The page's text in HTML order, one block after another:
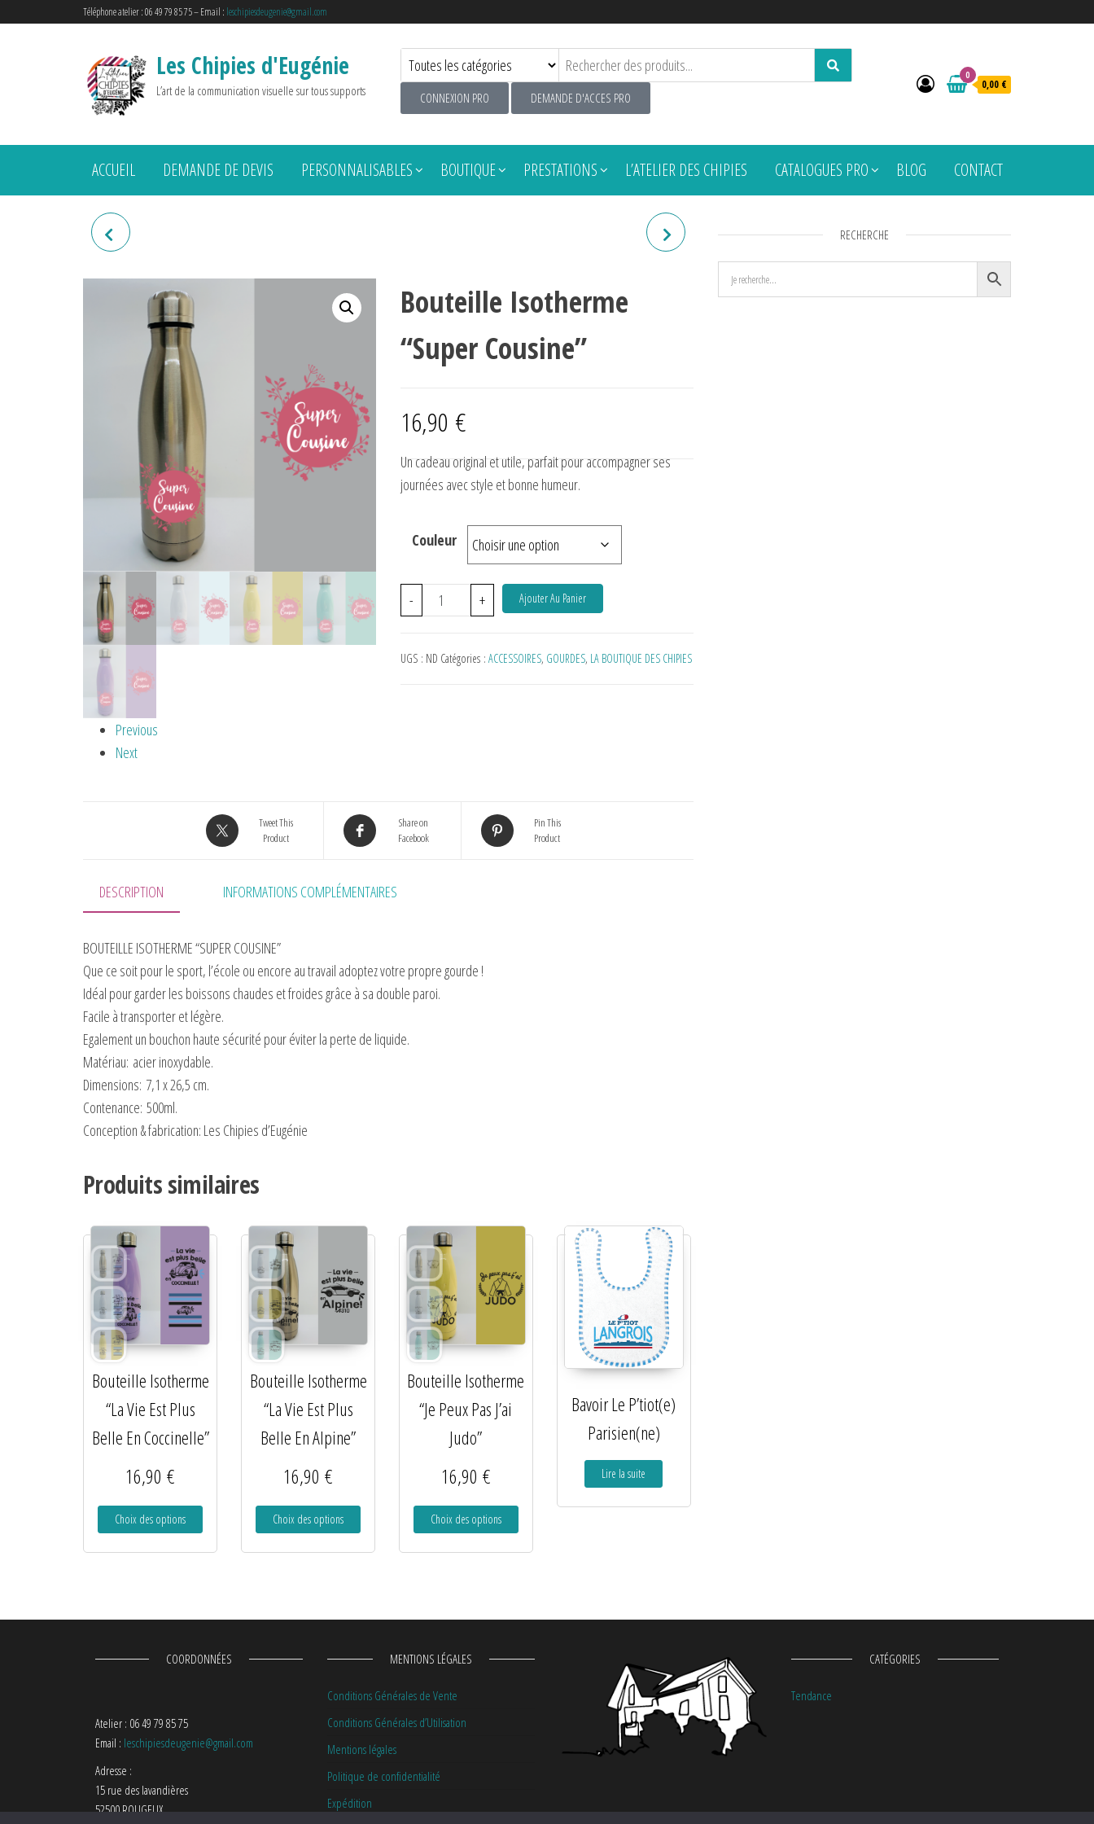
Téléphone atelier : 06 49 79 85 75 – Email : leschipiesdeugenie@gmail.com
Les Chipies d'Eugénie
L’art de la communication visuelle sur tous supports CONNEXION PRO DEMANDE D'ACCES PRO
0
0,00 €
ACCUEIL DEMANDE DE DEVIS PERSONNALISABLES BOUTIQUE PRESTATIONS L’ATELIER DES CHIPIES CATALOGUES PRO BLOG CONTACT
Previous
Next
Bouteille Isotherme
“Super Cousine”
16,90 €
Un cadeau original et utile, parfait pour accompagner ses
journées avec style et bonne humeur.
Couleur
- + Ajouter Au Panier
UGS : ND Catégories : ACCESSOIRES, GOURDES, LA BOUTIQUE DES CHIPIES
Tweet This
Product
Share on
Facebook
Pin This
Product
DESCRIPTION INFORMATIONS COMPLÉMENTAIRES
BOUTEILLE ISOTHERME “SUPER COUSINE”
Que ce soit pour le sport, l’école ou encore au travail adoptez votre propre gourde !
Idéal pour garder les boissons chaudes et froides grâce à sa double paroi.
Facile à transporter et légère.
Egalement un bouchon haute sécurité pour éviter la perte de liquide.
Matériau: acier inoxydable.
Dimensions: 7,1 x 26,5 cm.
Contenance: 500ml.
Conception & fabrication: Les Chipies d’Eugénie
Produits similaires
Bouteille Isotherme
“La Vie Est Plus
Belle En Coccinelle”
16,90€
Choix des options
Bouteille Isotherme
“La Vie Est Plus
Belle En Alpine”
16,90€
Choix des options
Bouteille Isotherme
“Je Peux Pas J’ai
Judo”
16,90 €
Choix des options
Bavoir Le P’tiot(e)
Parisien(ne)
Lire la suite
RECHERCHE
COORDONNÉES
Atelier : 06 49 79 85 75
Email : leschipiesdeugenie@gmail.com
Adresse :
15 rue des lavandières
52500 ROUGEUX
MENTIONS LÉGALES
Conditions Générales de Vente
Conditions Générales d’Utilisation
Mentions légales
Politique de confidentialité
Expédition
CATÉGORIES
Tendance